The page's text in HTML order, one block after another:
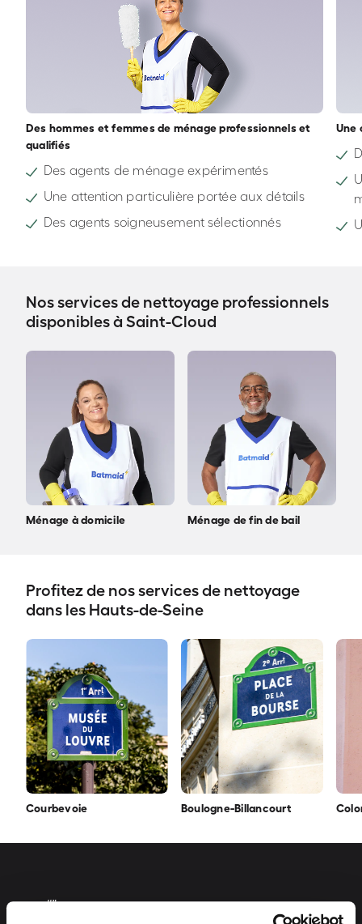
Des hommes et femmes de ménage professionnels et
qualifiés
Des agents de ménage expérimentés
Une attention particulière portée aux détails
Des agents soigneusement sélectionnés
Une
Nos services de nettoyage professionnels
disponibles à Saint-Cloud
Ménage à domicile Ménage de fin de bail
Profitez de nos services de nettoyage
dans les Hauts-de-Seine
Courbevoie Boulogne-Billancourt
„null”